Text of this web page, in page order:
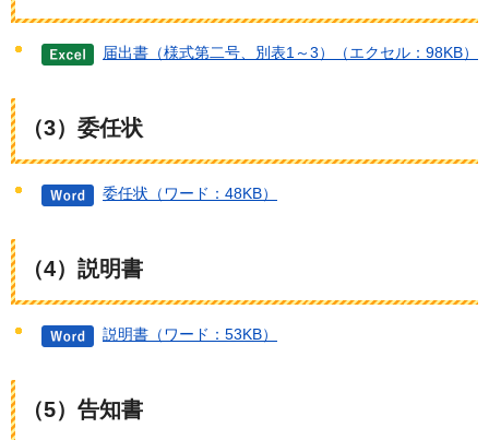
届出書（様式第二号、別表1～3）（エクセル：98KB）
（3）委任状
委任状（ワード：48KB）
（4）説明書
説明書（ワード：53KB）
（5）告知書